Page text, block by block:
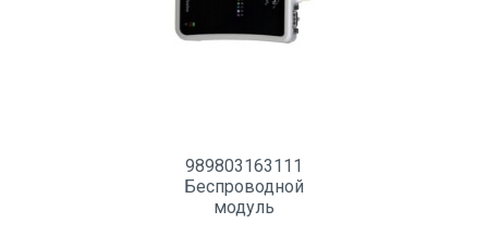
989803163111
Беспроводной
модуль